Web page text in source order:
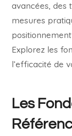
avancées, des
mesures
Explorez les
l’efficacité de
Les